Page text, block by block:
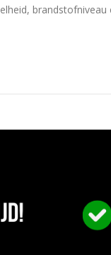
brandstofniveau